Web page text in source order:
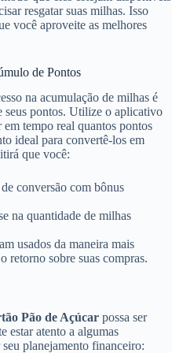
resgatar suas milhas. Isso
você aproveite as melhores
de Pontos
na acumulação de milhas é
seus pontos. Utilize o aplicativo
em tempo real quantos pontos
ideal para convertê-los em
que você:
de conversão com bônus
na quantidade de milhas
usados da maneira mais
retorno sobre suas compras.
Pão de Açúcar possa ser
estar atento a algumas
planejamento financeiro: